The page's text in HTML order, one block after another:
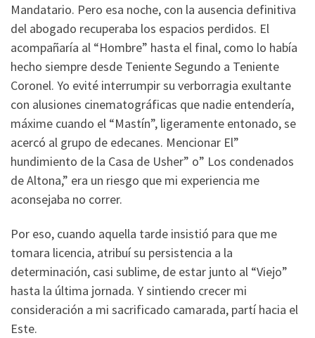
Mandatario. Pero esa noche, con la ausencia definitiva
del abogado recuperaba los espacios perdidos. El
acompañaría al “Hombre” hasta el final, como lo había
hecho siempre desde Teniente Segundo a Teniente
Coronel. Yo evité interrumpir su verborragia exultante
con alusiones cinematográficas que nadie entendería,
máxime cuando el “Mastín”, ligeramente entonado, se
acercó al grupo de edecanes. Mencionar El”
hundimiento de la Casa de Usher” o” Los condenados
de Altona,” era un riesgo que mi experiencia me
aconsejaba no correr.
Por eso, cuando aquella tarde insistió para que me
tomara licencia, atribuí su persistencia a la
determinación, casi sublime, de estar junto al “Viejo”
hasta la última jornada. Y sintiendo crecer mi
consideración a mi sacrificado camarada, partí hacia el
Este.